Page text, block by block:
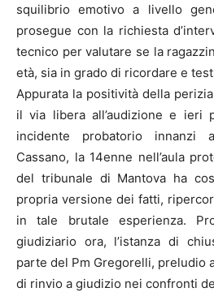
squilibrio emotivo a livello
prosegue con la richiesta
tecnico per valutare se la
età, sia in grado di ricordare e
Appurata la positività della
il via libera all’audizione e ieri
incidente probatorio innanzi
Cassano, la 14enne nell’aula
del tribunale di Mantova ha
propria versione dei fatti,
in tale brutale esperienza.
giudiziario ora, l’istanza di
parte del Pm Gregorelli, preludio
di rinvio a giudizio nei confronti